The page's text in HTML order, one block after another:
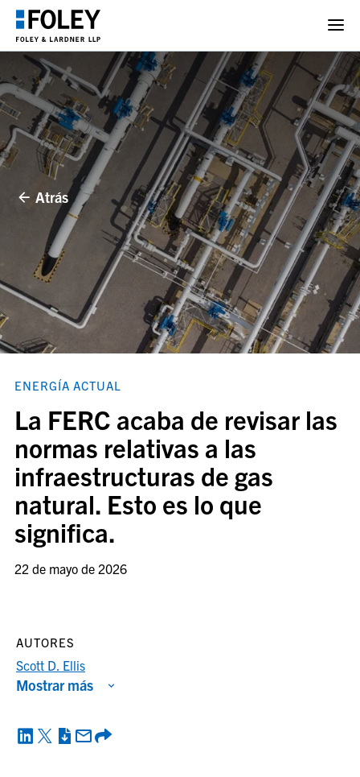
Atrás
ENERGÍA ACTUAL
La FERC acaba de revisar las
normas relativas a las
infraestructuras de gas
natural. Esto es lo que
significa.
22 de mayo de 2026
AUTORES
Scott D. Ellis
Mostrar más